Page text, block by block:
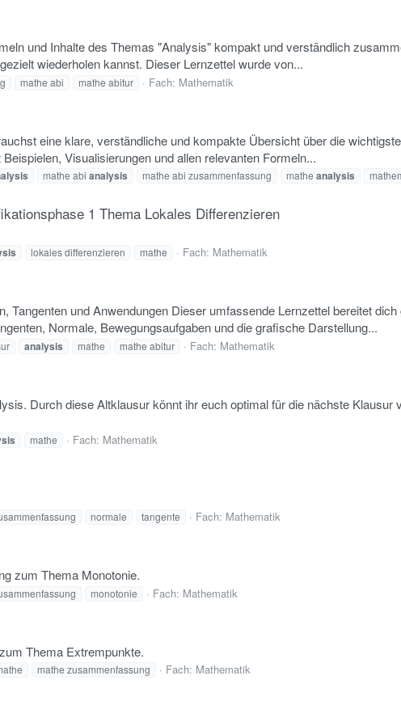
und Inhalte des Themas "Analysis" kompakt und verständlich
wiederholen kannst. Dieser Lernzettel wurde von...
mathe abi mathe abitur Fach: Mathematik
eine klare, verständliche und kompakte Übersicht über die
Visualisierungen und allen relevanten Formeln...
mathe abi analysis mathe abi zusammenfassung mathe analysis
1 Thema Lokales Differenzieren
lokales differenzieren mathe Fach: Mathematik
Tangenten und Anwendungen Dieser umfassende Lernzettel bereitet
Normale, Bewegungsaufgaben und die grafische Darstellung...
analysis mathe mathe abitur Fach: Mathematik
Durch diese Altklausur könnt ihr euch optimal für die nächste
mathe Fach: Mathematik
normale tangente Fach: Mathematik
zum Thema Monotonie.
monotonie Fach: Mathematik
Thema Extrempunkte.
mathe zusammenfassung Fach: Mathematik